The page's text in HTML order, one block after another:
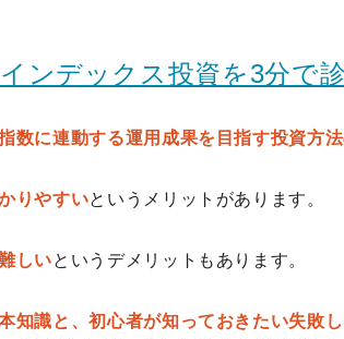
ンデックス投資を3分で
数に連動する運用成果を目指す投資方法
りやすいというメリットがあります。
しいというデメリットもあります。
知識と、初心者が知っておきたい失敗